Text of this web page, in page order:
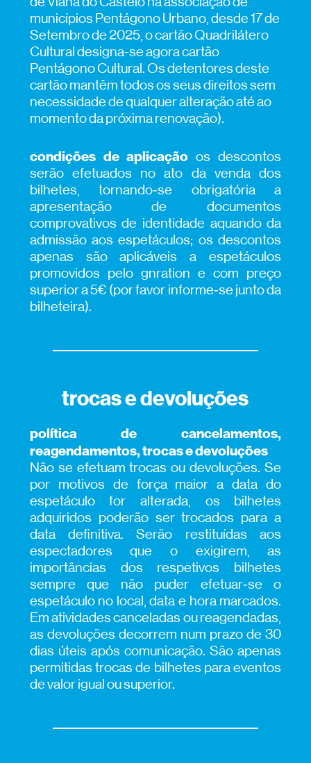
municípios Pentágono Urbano, desde 17 de
Setembro de 2025, o cartão Quadrilátero
Cultural designa-se agora cartão
Pentágono Cultural. Os detentores deste
cartão mantêm todos os seus direitos sem
necessidade de qualquer alteração até ao
momento da próxima renovação).
condições de aplicação os descontos
serão efetuados no ato da venda dos
bilhetes, tornando‑se obrigatória a
apresentação de documentos
comprovativos de identidade aquando da
admissão aos espetáculos; os descontos
apenas são aplicáveis a espetáculos
promovidos pelo gnration e com preço
superior a 5€ (por favor informe‑se junto da
bilheteira).
trocas e devoluções
política de cancelamentos,
reagendamentos, trocas e devoluções
Não se efetuam trocas ou devoluções. Se
por motivos de força maior a data do
espetáculo for alterada, os bilhetes
adquiridos poderão ser trocados para a
data definitiva. Serão restituídas aos
espectadores que o exigirem, as
importâncias dos respetivos bilhetes
sempre que não puder efetuar‑se o
espetáculo no local, data e hora marcados.
Em atividades canceladas ou reagendadas,
as devoluções decorrem num prazo de 30
dias úteis após comunicação. São apenas
permitidas trocas de bilhetes para eventos
de valor igual ou superior.